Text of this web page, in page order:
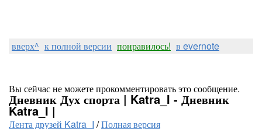
вверх^ к полной версии понравилось! в evernote
Вы сейчас не можете прокомментировать это сообщение.
Дневник Дух спорта | Katra_I - Дневник
Katra_I |
Лента друзей Katra_I /Полная версия